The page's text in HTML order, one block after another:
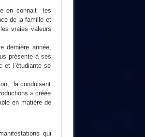
en connait les
de la famille et
vraies valeurs
dernière année,
présente à ses
et l’étudiante se
la conduisent
» créée
en matière de
qui